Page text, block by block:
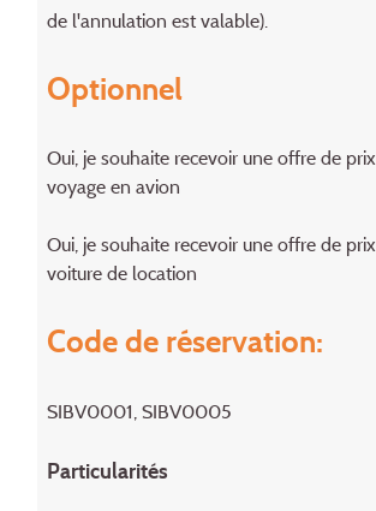
de l'annulation est valable).
Optionnel
Oui, je souhaite recevoir une offre de
voyage en avion
Oui, je souhaite recevoir une offre de
voiture de location
Code de réservation:
SIBV0001, SIBV0005
Particularités